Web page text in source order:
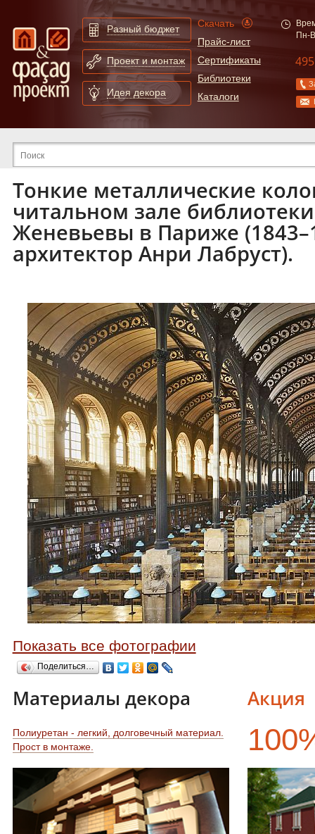
Разный бюджет
Проект и монтаж
Идея декора
Скачать
Прайс-лист
Сертификаты
Библиотеки
Каталоги
Пн-
Тонкие металлические
читальном зале
Женевьевы в Париже
архитектор Анри Лабруст).
Показать все фотографии
Поделиться…
Акция
Материалы декора
Полиуретан - легкий, долговечный материал.
Прост в монтаже.